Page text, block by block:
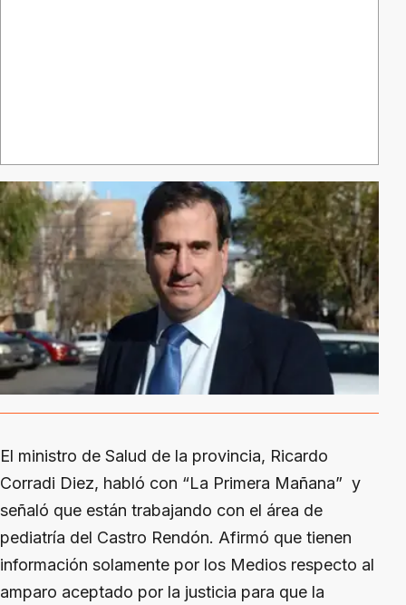
El ministro de Salud de la provincia, Ricardo
Corradi Diez, habló con “La Primera Mañana” y
señaló que están trabajando con el área de
pediatría del Castro Rendón. Afirmó que tienen
información solamente por los Medios respecto al
amparo aceptado por la justicia para que la